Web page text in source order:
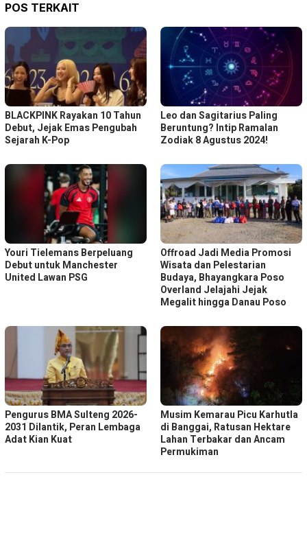
POS TERKAIT
BLACKPINK Rayakan 10 Tahun
Debut, Jejak Emas Pengubah
Sejarah K-Pop
Leo dan Sagitarius Paling
Beruntung? Intip Ramalan
Zodiak 8 Agustus 2024!
Youri Tielemans Berpeluang
Debut untuk Manchester
United Lawan PSG
Offroad Jadi Media Promosi
Wisata dan Pelestarian
Budaya, Bhayangkara Poso
Overland Jelajahi Jejak
Megalit hingga Danau Poso
Pengurus BMA Sulteng 2026-
2031 Dilantik, Peran Lembaga
Adat Kian Kuat
Musim Kemarau Picu Karhutla
di Banggai, Ratusan Hektare
Lahan Terbakar dan Ancam
Permukiman